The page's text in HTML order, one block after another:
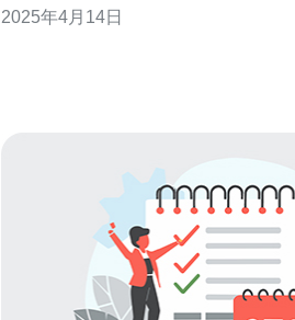
分子往往利用人们的贪婪和不谨慎来
2025年4月14日